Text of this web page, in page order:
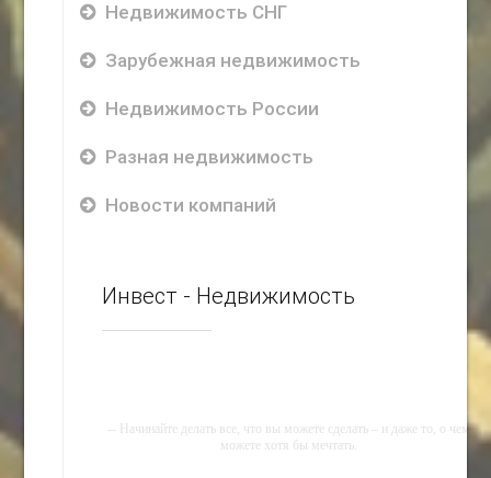
Недвижимость СНГ
Зарубежная недвижимость
Недвижимость России
Разная недвижимость
Новости компаний
Инвест - Недвижимость
-- Начинайте делать все, что вы можете сделать – и даже то, о чем
можете хотя бы мечтать.